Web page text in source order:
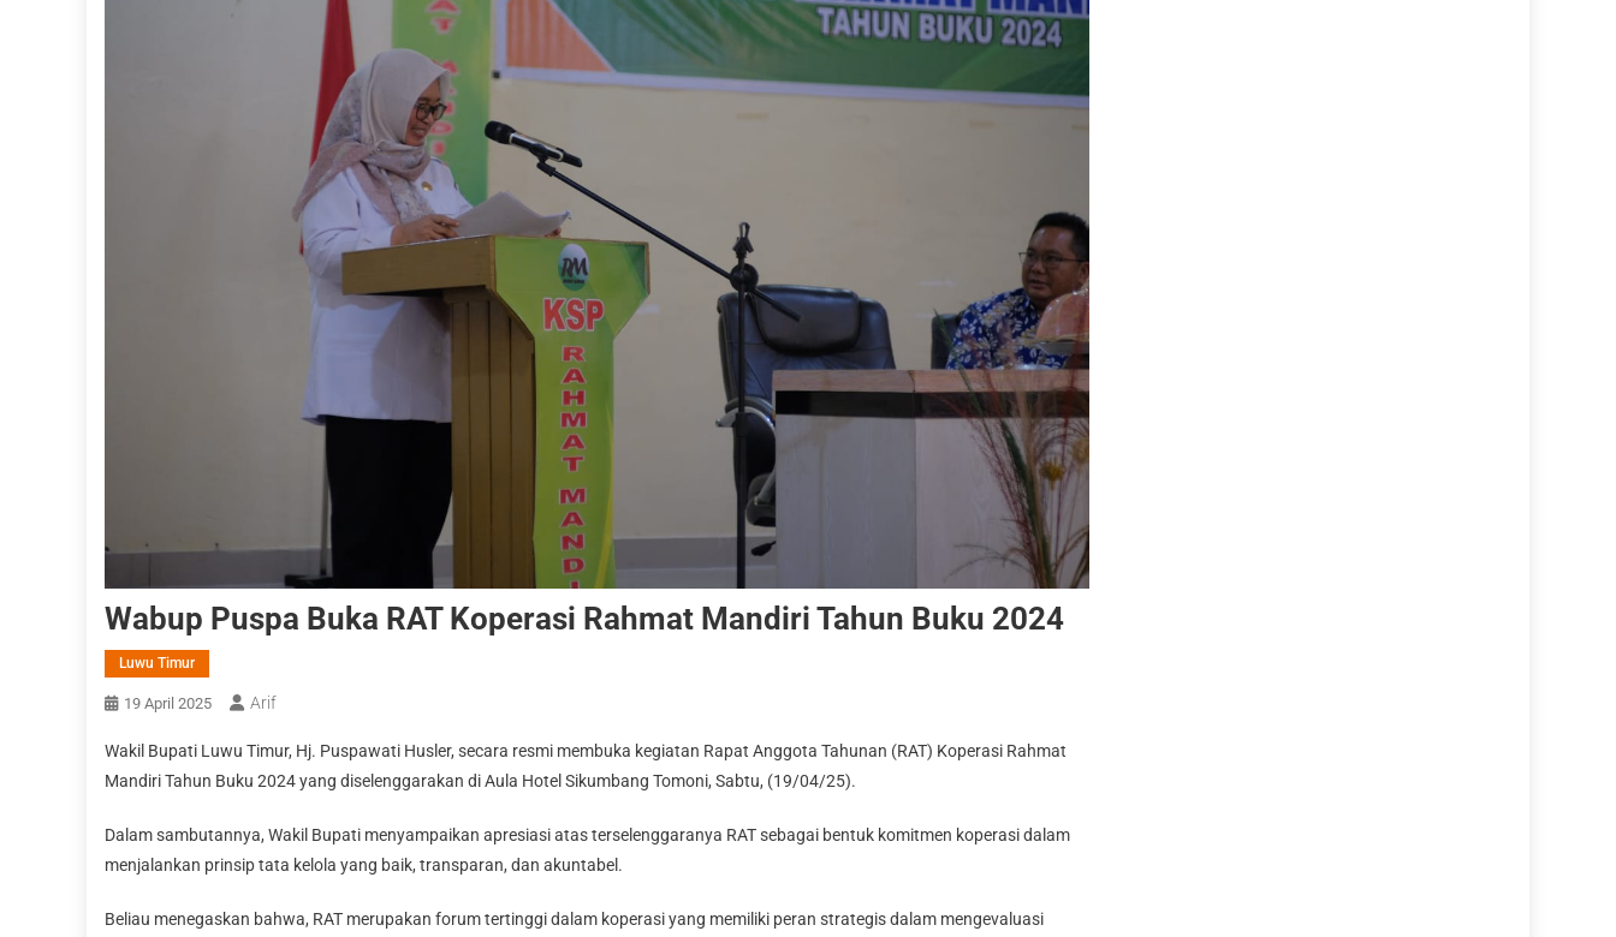
Wabup Puspa Buka RAT Koperasi Rahmat Mandiri Tahun Buku 2024
Luwu Timur
19 April 2025 Arif
Wakil Bupati Luwu Timur, Hj. Puspawati Husler, secara resmi membuka kegiatan Rapat Anggota Tahunan (RAT) Koperasi Rahmat
Mandiri Tahun Buku 2024 yang diselenggarakan di Aula Hotel Sikumbang Tomoni, Sabtu, (19/04/25).
Dalam sambutannya, Wakil Bupati menyampaikan apresiasi atas terselenggaranya RAT sebagai bentuk komitmen koperasi dalam
menjalankan prinsip tata kelola yang baik, transparan, dan akuntabel.
Beliau menegaskan bahwa, RAT merupakan forum tertinggi dalam koperasi yang memiliki peran strategis dalam mengevaluasi